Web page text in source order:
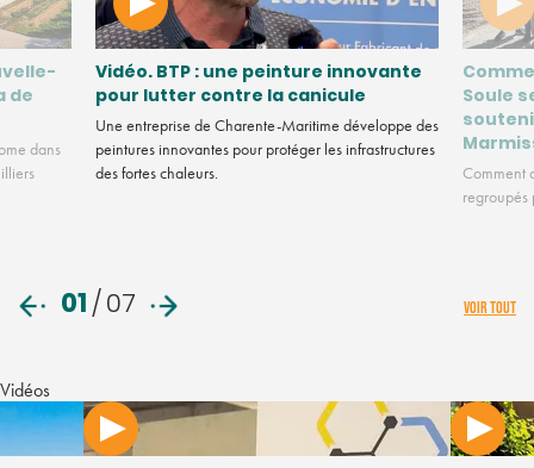
de
dans
Vidéo. BTP : une peinture innovante
pour lutter contre la canicule
Une entreprise de Charente-Maritime développe des
peintures innovantes pour protéger les infrastructures
des fortes chaleurs.
Soule
Comment
regroupés
01/07 VOIR TOUT
Vidéos